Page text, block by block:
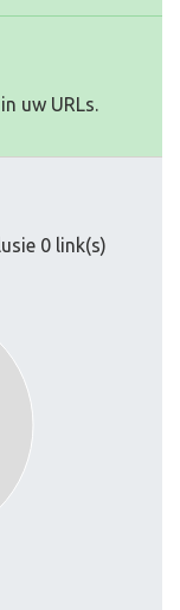
uw URLs.
0 link(s)